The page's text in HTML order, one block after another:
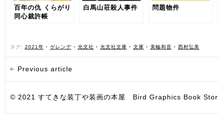
百年の仇 くらがり
同心裁許帳
白馬山荘殺人事件 問題物件
タグ: 2021年 • ゲレンデ• 光文社 • 光文社文庫 • 文庫 • 美輪和音 • 西村弘美
Previous article
© 2021 すてきな装丁や装画の本屋 Bird Graphics Book